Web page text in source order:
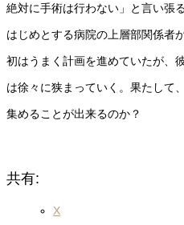
絶対に手術は行わない」と言い張
はじめとする病院の上層部関係者
初はうまく計画を進めていたが、
は徐々に狭まっていく。果たして
集めることが出来るのか？
共有:
X